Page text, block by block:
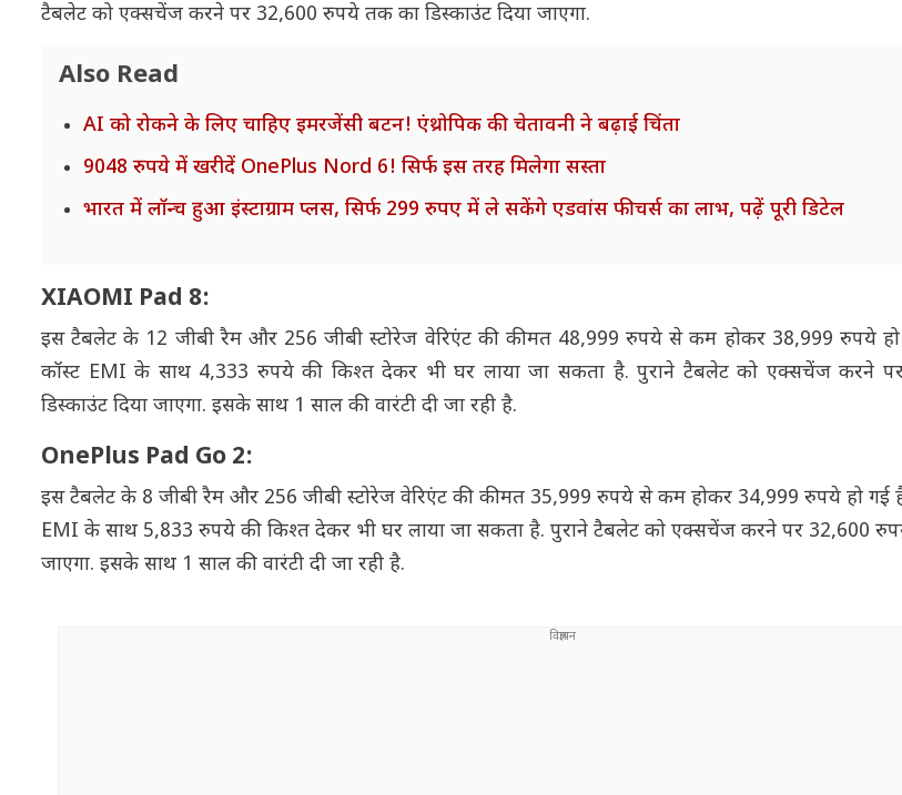
टैबलेट को एक्सचेंज करने पर 32,600 रुपये तक का डिस्काउंट दिया जाएगा.
Also Read
AI को रोकने के लिए चाहिए इमरजेंसी बटन! एंथ्रोपिक की चेतावनी ने बढ़ाई चिंता
9048 रुपये में खरीदें OnePlus Nord 6! सिर्फ इस तरह मिलेगा सस्ता
भारत में लॉन्च हुआ इंस्टाग्राम प्लस, सिर्फ 299 रुपए में ले सकेंगे एडवांस फीचर्स का लाभ, पढ़ें पूरी डिटेल
XIAOMI Pad 8:
इस टैबलेट के 12 जीबी रैम और 256 जीबी स्टोरेज वेरिएंट की कीमत 48,999 रुपये से कम होकर 38,999 रुपये
कॉस्ट EMI के साथ 4,333 रुपये की किश्त देकर भी घर लाया जा सकता है. पुराने टैबलेट को एक्सचेंज करने
डिस्काउंट दिया जाएगा. इसके साथ 1 साल की वारंटी दी जा रही है.
OnePlus Pad Go 2:
इस टैबलेट के 8 जीबी रैम और 256 जीबी स्टोरेज वेरिएंट की कीमत 35,999 रुपये से कम होकर 34,999 रुपये हो गई
EMI के साथ 5,833 रुपये की किश्त देकर भी घर लाया जा सकता है. पुराने टैबलेट को एक्सचेंज करने पर 32,600
जाएगा. इसके साथ 1 साल की वारंटी दी जा रही है.